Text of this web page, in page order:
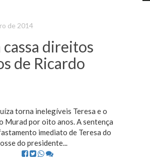
de 2014
cassa direitos
de Ricardo
torna inelegíveis Teresa e o
Murad por oito anos. A sentença
imediato de Teresa do
do presidente...